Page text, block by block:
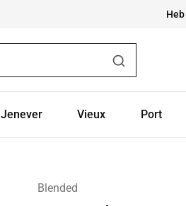
Jenever Vieux Port
Blended